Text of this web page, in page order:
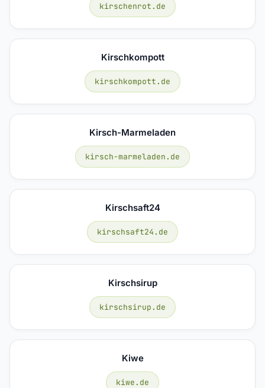
kirschenrot.de
Kirschkompott
kirschkompott.de
Kirsch-Marmeladen
kirsch-marmeladen.de
Kirschsaft24
kirschsaft24.de
Kirschsirup
kirschsirup.de
Kiwe
kiwe.de